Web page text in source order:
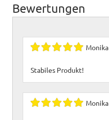
Bewertungen
Monika
Stabiles Produkt!
Monika